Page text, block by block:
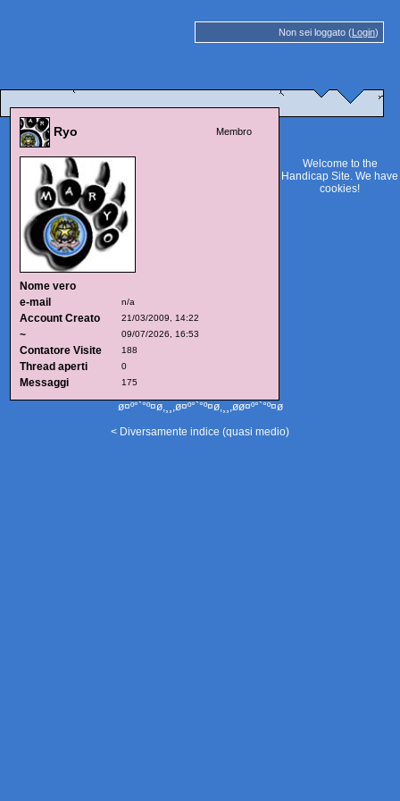
Non sei loggato (Login)
Ryo Membro
Nome vero
e-mail
n/a
Account Creato 21/03/2009, 14:22
~ 09/07/2026, 16:53
Contatore Visite 188
Thread aperti 0
Messaggi 175
Welcome to the
Handicap Site. We have
cookies!
ø¤º°`°º¤ø,¸¸,ø¤º°`°º¤ø,¸¸,øø¤º°`°º¤ø
< Diversamente indice (quasi medio)